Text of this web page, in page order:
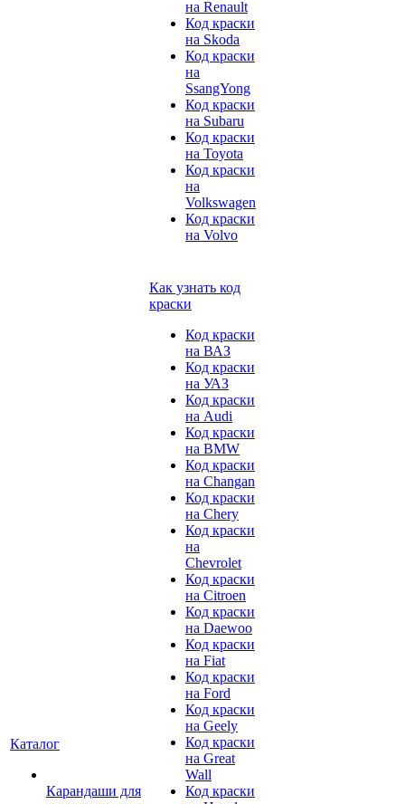
на Renault
Код краски
на Skoda
Код краски
на
SsangYong
Код краски
на Subaru
Код краски
на Toyota
Код краски
на
Volkswagen
Код краски
на Volvo
Каталог
Карандаши для
Как узнать код
краски
Код краски
на ВАЗ
Код краски
на УАЗ
Код краски
на Audi
Код краски
на BMW
Код краски
на Changan
Код краски
на Chery
Код краски
на
Chevrolet
Код краски
на Citroen
Код краски
на Daewoo
Код краски
на Fiat
Код краски
на Ford
Код краски
на Geely
Код краски
на Great
Wall
Код краски